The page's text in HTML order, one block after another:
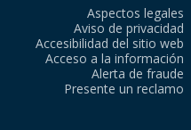
Aspectos legales
Aviso de privacidad
Accesibilidad del sitio web
Acceso a la información
Alerta de fraude
Presente un reclamo